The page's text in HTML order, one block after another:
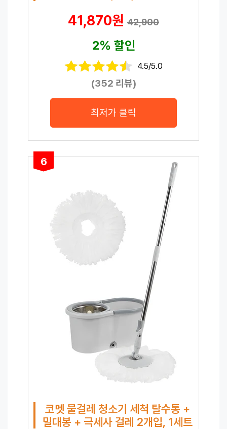
41,870원 42,900
2% 할인
4.5/5.0
(352 리뷰)
최저가 클릭
6
코멧 물걸레 청소기 세척 탈수통 +
밀대봉 + 극세사 걸레 2개입, 1세트